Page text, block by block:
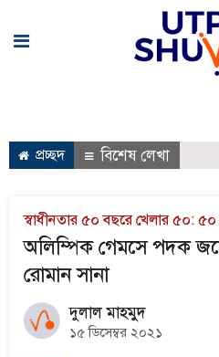
প্রচ্ছদ বিশেষ লেখা
স্বাধীনতার ৫০ বছরে খেলার ৫০: ৫০
অলিম্পিক গেমসে পদক
রোমান সানা
দুলাল মাহমুদ
১৫ ডিসেম্বর ২০২১